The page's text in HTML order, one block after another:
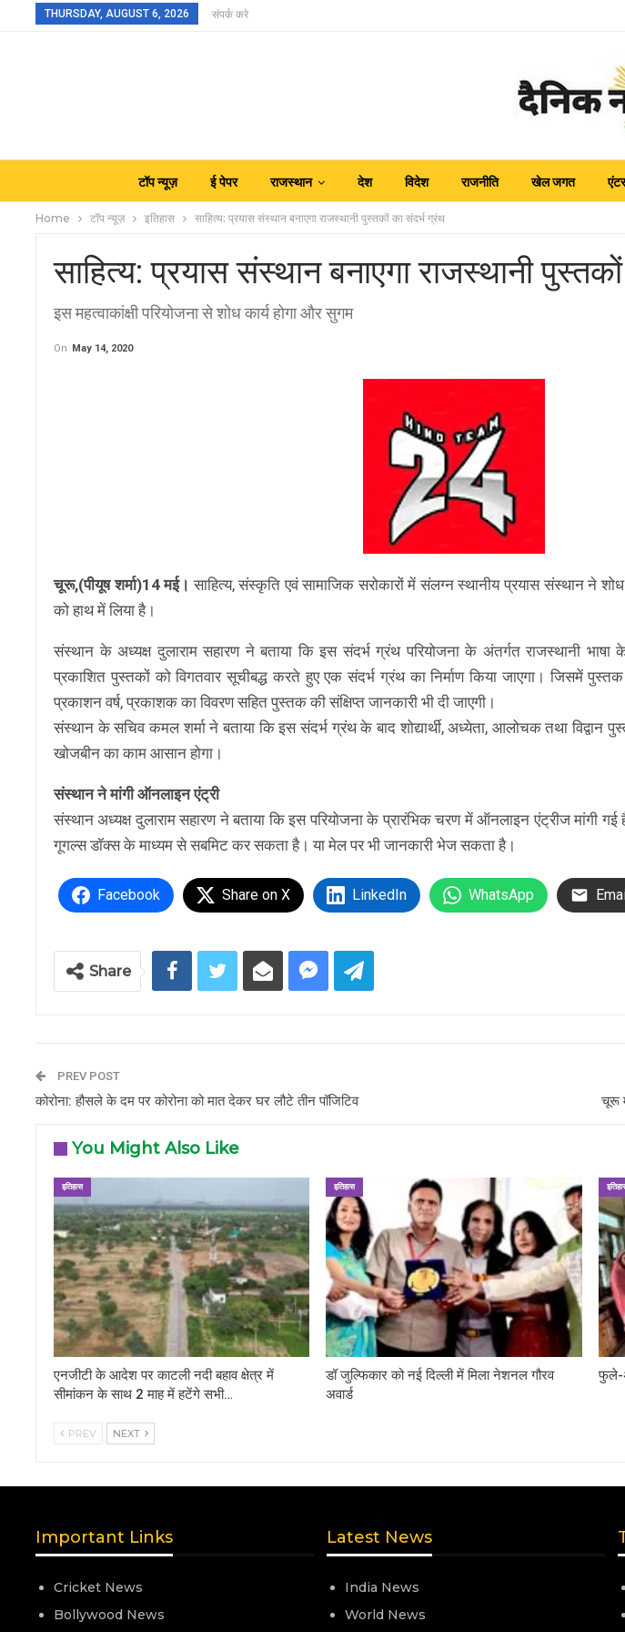
THURSDAY, AUGUST 6, 2026 संपर्क करे
टॉप न्यूज़ ई पेपर राजस्थान देश विदेश राजनीति खेल जगत
Home टॉप न्यूज़ इतिहास साहित्य: प्रयास संस्थान बनाएगा राजस्थानी पुस्तकों का संदर्भ ग्रंथ
साहित्य: प्रयास संस्थान बनाएगा राजस्थानी
इस महत्वाकांक्षी परियोजना से शोध कार्य होगा और सुगम
On May 14, 2020
चूरू,(पीयूष शर्मा)14 मई। साहित्य, संस्कृति एवं सामाजिक सरोकारों में संलग्न स्थानीय प्रयास संस्थान ने
को हाथ में लिया है।
संस्थान के अध्यक्ष दुलाराम सहारण ने बताया कि इस संदर्भ ग्रंथ परियोजना के अंतर्गत राजस्थानी
प्रकाशित पुस्तकों को विगतवार सूचीबद्ध करते हुए एक संदर्भ ग्रंथ का निर्माण किया जाएगा। जिसमें
प्रकाशन वर्ष, प्रकाशक का विवरण सहित पुस्तक की संक्षिप्त जानकारी भी दी जाएगी।
संस्थान के सचिव कमल शर्मा ने बताया कि इस संदर्भ ग्रंथ के बाद शोद्यार्थी, अध्येता, आलोचक तथा
खोजबीन का काम आसान होगा।
संस्थान ने मांगी ऑनलाइन एंट्री
संस्थान अध्यक्ष दुलाराम सहारण ने बताया कि इस परियोजना के प्रारंभिक चरण में ऑनलाइन एंट्रीज मांगी
गूगल्स डॉक्स के माध्यम से सबमिट कर सकता है। या मेल पर भी जानकारी भेज सकता है।
Facebook Share on X LinkedIn WhatsApp
Share
PREV POST
कोरोना: हौसले के दम पर कोरोना को मात देकर घर लौटे तीन पॉजिटिव चूरू
You Might Also Like
इतिहास
एनजीटी के आदेश पर काटली नदी बहाव क्षेत्र में
सीमांकन के साथ 2 माह में हटेंगे सभी…
इतिहास
डॉ जुल्फिकार को नई दिल्ली में मिला नेशनल गौरव
अवार्ड
फुले-
PREV NEXT
Important Links
Cricket News
Bollywood News
Latest News
India News
World News